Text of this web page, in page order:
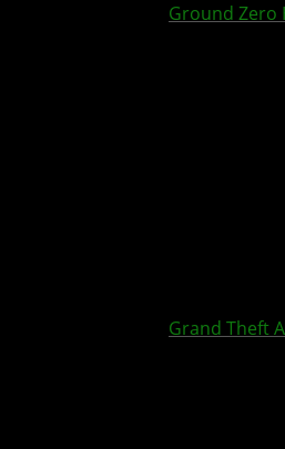
Ground Zero
Grand Theft